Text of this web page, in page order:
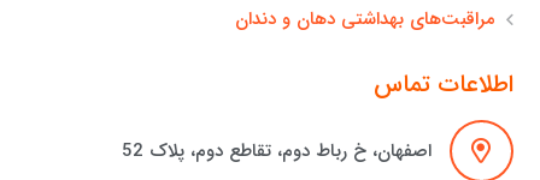
مراقبت‌های بهداشتی دهان و دندان
اطلاعات تماس
اصفهان، خ رباط دوم، تقاطع دوم، پلاک 52